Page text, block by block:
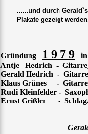
......und durch Gerald`s
Plakate gezeigt werden,
Gründung 1 9 7 9 in
Antje Hedrich - Gitarre,
Gerald Hedrich -
Klaus Grünes - Gitarre
Rudi Kleinfelder -
Ernst Geißler -